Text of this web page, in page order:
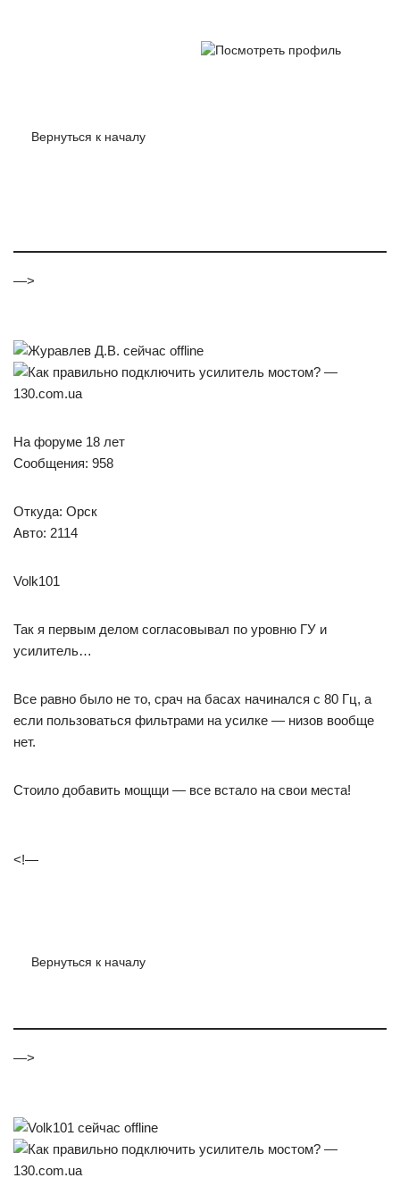
На форуме 18 лет
Откуда: Орск
Авто: 2114
Так я первым делом согласовывал по уровню ГУ и
нет.
Стоило добавить мощщи — все встало на свои места!
<!—
началу
Сообщения: 523
Проходил такое…